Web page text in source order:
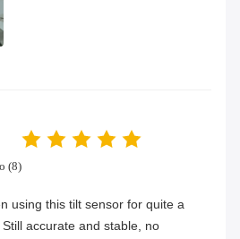
(8)
using this tilt sensor for quite a
Still accurate and stable, no